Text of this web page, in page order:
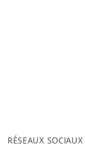
RÉSEAUX SOCIAUX